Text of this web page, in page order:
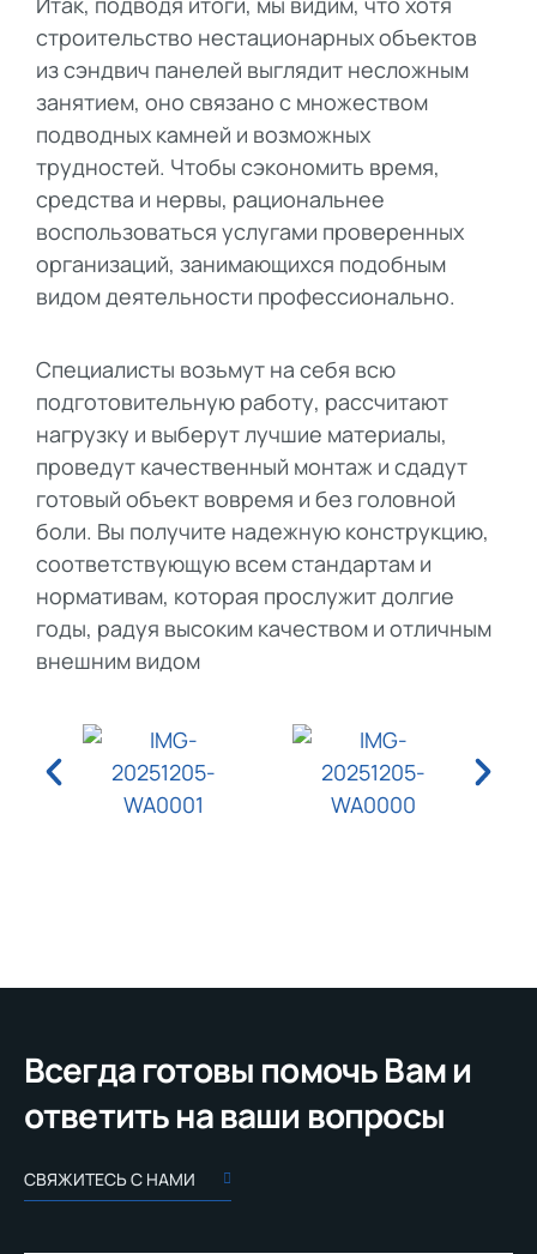
строительство нестационарных объектов
из сэндвич панелей выглядит несложным
занятием, оно связано с множеством
подводных камней и возможных
трудностей. Чтобы сэкономить время,
средства и нервы, рациональнее
воспользоваться услугами проверенных
организаций, занимающихся подобным
видом деятельности профессионально.
Специалисты возьмут на себя всю
подготовительную работу, рассчитают
нагрузку и выберут лучшие материалы,
проведут качественный монтаж и сдадут
готовый объект вовремя и без головной
боли. Вы получите надежную конструкцию,
соответствующую всем стандартам и
нормативам, которая прослужит долгие
годы, радуя высоким качеством и отличным
внешним видом
Всегда готовы помочь Вам и
ответить на ваши вопросы
СВЯЖИТЕСЬ С НАМИ